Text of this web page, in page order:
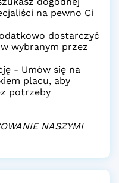
na pewno Ci
dostarczyć
wybranym przez
- Umów się na
placu, aby
potrzeby
NASZYMI